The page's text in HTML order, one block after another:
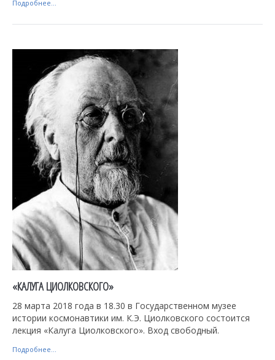
Подробнее...
«КАЛУГА ЦИОЛКОВСКОГО»
28 марта 2018 года в 18.30 в Государственном музее
истории космонавтики им. К.Э. Циолковского состоится
лекция «Калуга Циолковского». Вход свободный.
Подробнее...